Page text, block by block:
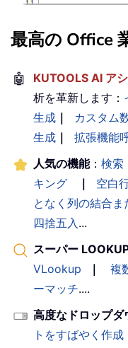
最高の Office
🤖 KUTOOLS AI ア
析を革新します：
生成 ｜ カスタム
生成 ｜ 拡張機能
人気の機能： 検索
キング
｜ 空白
となく列の結合ま
四捨五入...
スーパー
VLookup
｜ 複
ーマッチ....
高度なドロップダ
トをすばやく作成